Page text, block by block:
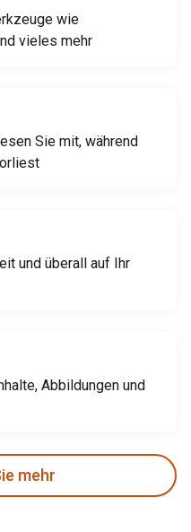
wie
vieles mehr
Sie mit, während
und überall auf Ihr
Abbildungen und
mehr